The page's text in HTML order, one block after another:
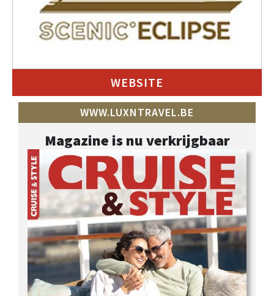
WEBSITE
WWW.LUXNTRAVEL.BE
Magazine is nu verkrijgbaar